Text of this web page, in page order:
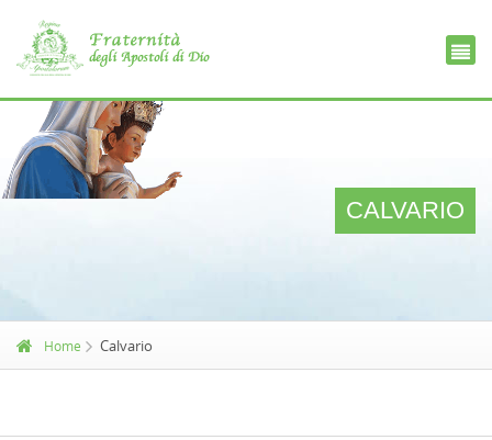
CALVARIO
Home Calvario